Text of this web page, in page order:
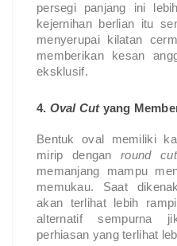
persegi panjang ini
kejernihan berlian itu
menyerupai kilatan
memberikan kesan
eksklusif.
4. Oval Cutyang
Bentuk oval memiliki
mirip denganround cut
memanjang mampu
memukau. Saat
akan terlihat lebih
alternatif sempurna
perhiasan yang terlihat